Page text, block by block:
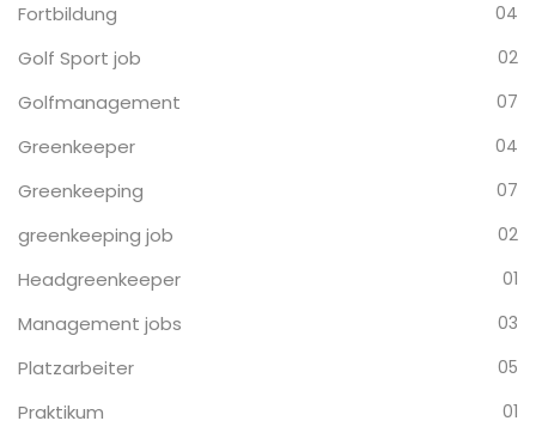
Fortbildung 04
Golf Sport job 02
Golfmanagement 07
Greenkeeper 04
Greenkeeping 07
greenkeeping job 02
Headgreenkeeper 01
Management jobs 03
Platzarbeiter 05
Praktikum 01